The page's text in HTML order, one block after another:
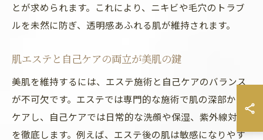
とが求められます。これにより、ニキビや毛穴のトラブ
ルを未然に防ぎ、透明感あふれる肌が維持されます。
肌エステと自己ケアの両立が美肌の鍵
美肌を維持するには、エステ施術と自己ケアのバランス
が不可欠です。エステでは専門的な施術で肌の深部から
ケアし、自己ケアでは日常的な洗顔や保湿、紫外線対策
を徹底します。例えば、エステ後の肌は敏感になりやす